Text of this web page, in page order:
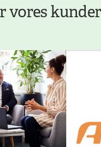
vores kunder